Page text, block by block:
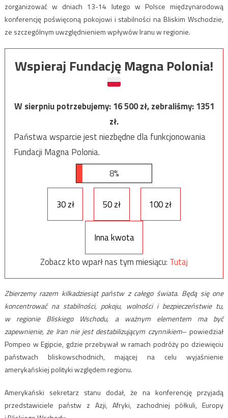
zorganizować w dniach 13-14 lutego w Polsce międzynarodową
konferencję poświęconą pokojowi i stabilności na Bliskim Wschodzie,
ze szczególnym uwzględnieniem wpływów Iranu w regionie.
Wspieraj Fundację Magna Polonia!
W sierpniu potrzebujemy:16 500zł, zebraliśmy:1351
zł.
Państwa wsparcie jest niezbędne dla funkcjonowania
Fundacji Magna Polonia.
8%
30 zł 50 zł 100 zł
Inna kwota
Zobacz kto wparł nas tym miesiącu: Tutaj
Zbierzemy razem kilkadziesiąt państw z całego świata. Będą się one
koncentrować na stabilności, pokoju, wolności i bezpieczeństwie tu,
w regionie Bliskiego Wschodu, a ważnym elementem ma być
zapewnienie, że Iran nie jest destabilizującym czynnikiem– powiedział
Pompeo w Egipcie, gdzie przebywał w ramach podróży po dziewięciu
państwach bliskowschodnich, mającej na celu wyjaśnienie
amerykańskiej polityki względem regionu.
Amerykański sekretarz stanu dodał, że na konferencję przyjadą
przedstawiciele państw z Azji, Afryki, zachodniej półkuli, Europy